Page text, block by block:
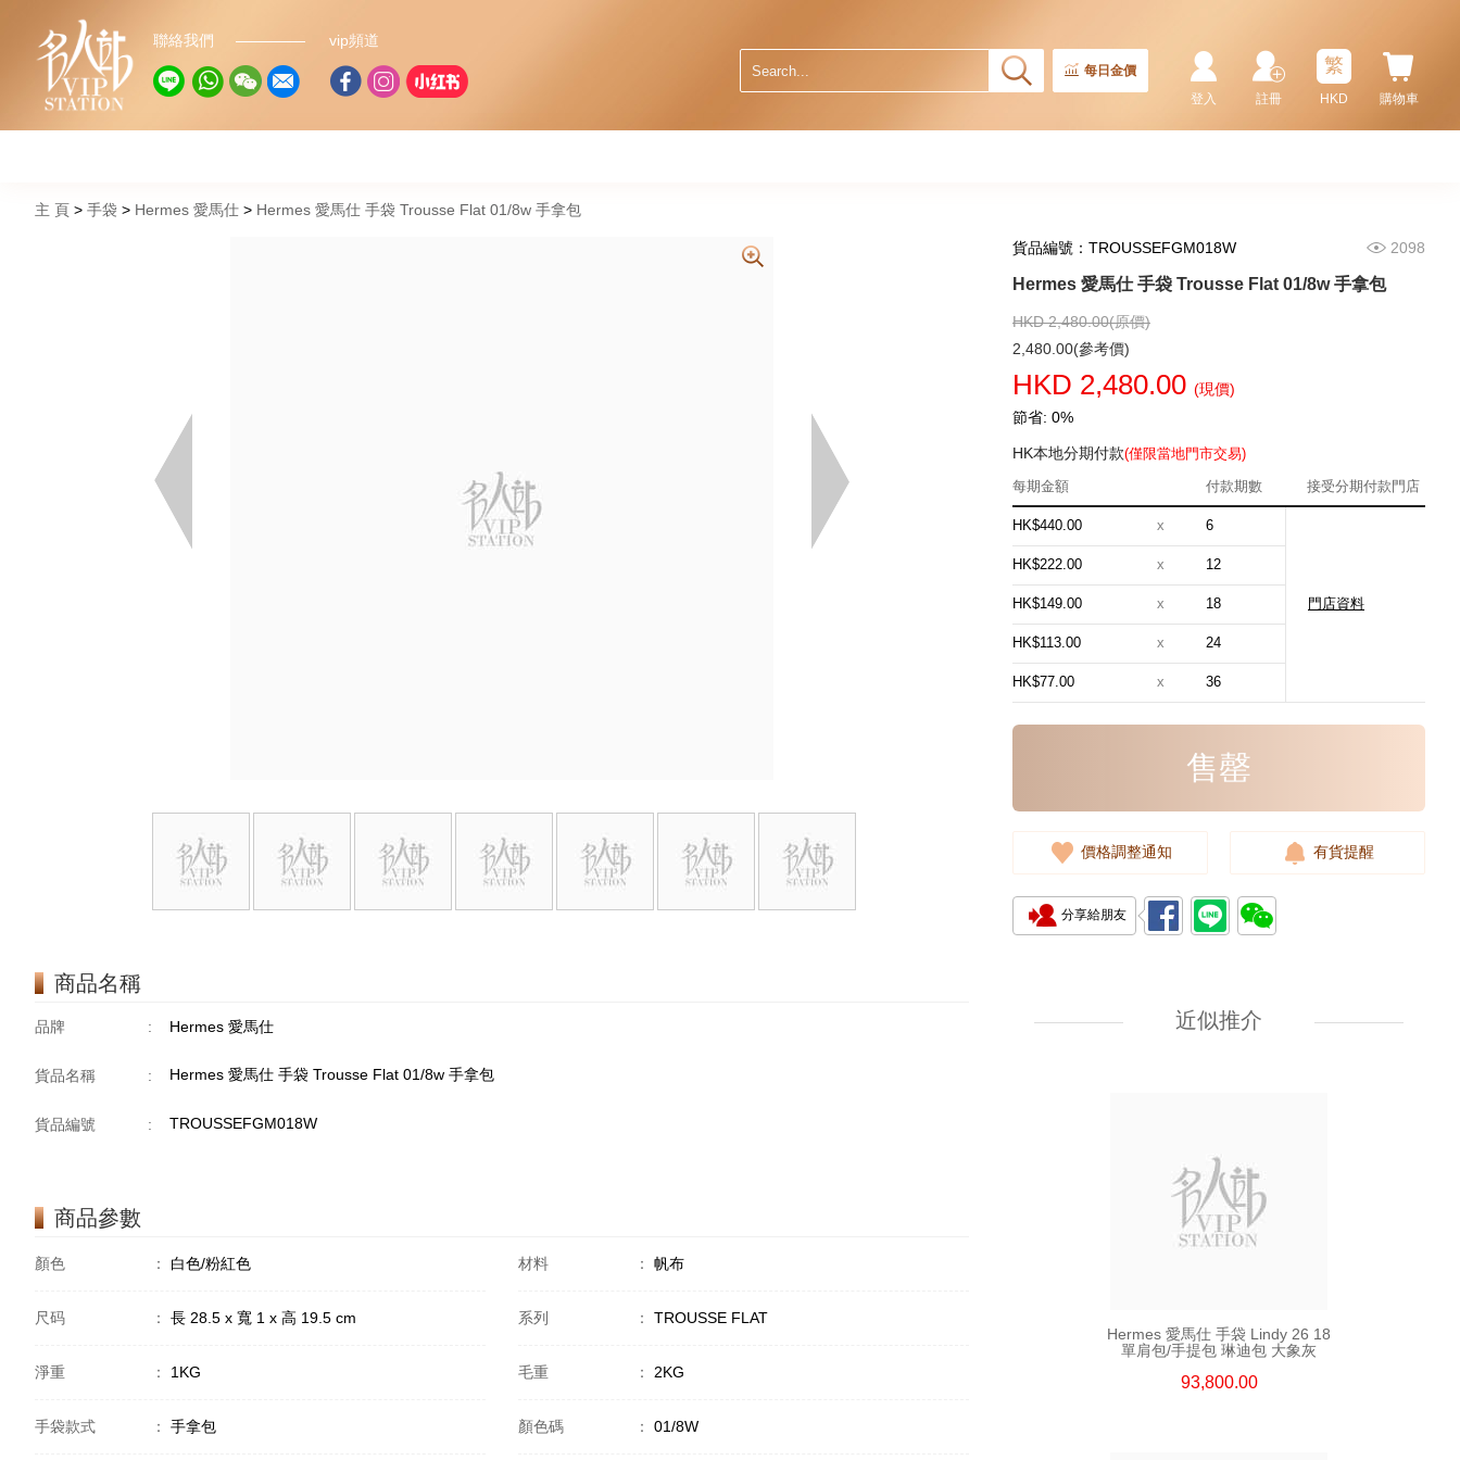
聯絡我們 vip頻道
每日金價
購物車
繁
HKD
註冊
登入
主 頁 手袋 Hermes 愛馬仕 Hermes 愛馬仕 手袋 Trousse Flat 01/8w 手拿包
商品名稱
品牌 : Hermes 愛馬仕
貨品名稱 : Hermes 愛馬仕 手袋 Trousse Flat 01/8w 手拿包
貨品編號 : TROUSSEFGM018W
商品參數
顏色 ： 白色/粉紅色 材料 ： 帆布
尺码 ： 長 28.5 x 寬 1 x 高 19.5 cm 系列 ： TROUSSE FLAT
淨重 ： 1KG 毛重 ： 2KG
手袋款式 ： 手拿包 顏色碼 ： 01/8W
貨品編號：TROUSSEFGM018W 2098
Hermes 愛馬仕 手袋 Trousse Flat 01/8w 手拿包
HKD 2,480.00(原價)
2,480.00(參考價)
HKD 2,480.00 (現價)
節省: 0%
HK本地分期付款(僅限當地門市交易)
每期金額
付款期數 接受分期付款門店
HK$440.00 x 6
門店資料
HK$222.00 x 12
HK$149.00 x 18
HK$113.00 x 24
HK$77.00 x 36
售罄
價格調整通知 有貨提醒
分享給朋友
近似推介
Hermes 愛馬仕 手袋 Picotin 18
89 手提包 菜籃子 黑色
Hermes 愛馬仕 手袋 Evelyne 16
24,800.00
55,800.00
Hermes 愛馬仕 手袋 Lindy 26 18
單肩包/手提包 琳迪包 大象灰
93,800.00